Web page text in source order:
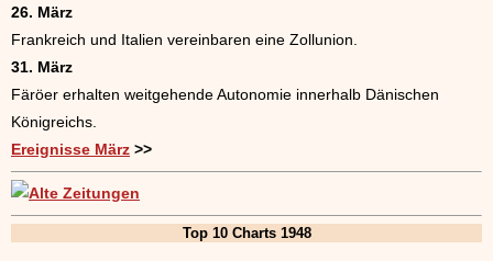
26. März
Frankreich und Italien vereinbaren eine Zollunion.
31. März
Färöer erhalten weitgehende Autonomie innerhalb Dänischen
Königreichs.
Ereignisse März >>
Top 10 Charts 1948